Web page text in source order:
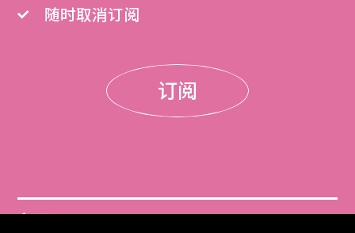
随时取消订阅
订阅